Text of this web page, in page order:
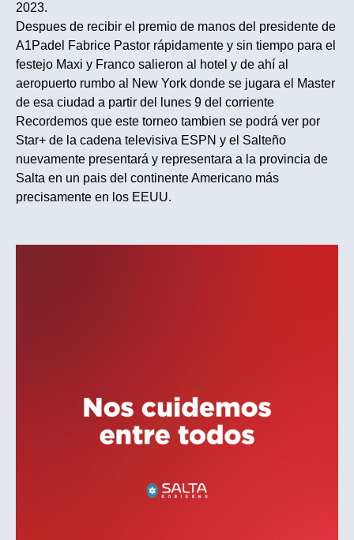
2023.
Despues de recibir el premio de manos del presidente de
A1Padel Fabrice Pastor rápidamente y sin tiempo para el
festejo Maxi y Franco salieron al hotel y de ahí al
aeropuerto rumbo al New York donde se jugara el Master
de esa ciudad a partir del lunes 9 del corriente
Recordemos que este torneo tambien se podrá ver por
Star+ de la cadena televisiva ESPN y el Salteño
nuevamente presentará y representara a la provincia de
Salta en un pais del continente Americano más
precisamente en los EEUU.